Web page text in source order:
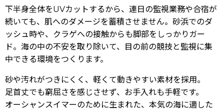
下半身全体をUVカットするから、連日の監視業務や合宿が
続いても、肌へのダメージを蓄積させません。砂浜でのダ
ッシュ時や、クラゲへの接触からも脚部をしっかりガー
ド。海の中の不安を取り除いて、目の前の競技と監視に集
中できる環境をつくります。
砂や汚れがつきにくく、軽くて動きやすい素材を採用。
足首丈でも窮屈さを感じさせず、お手入れも手軽です。
オーシャンスイマーのために生まれた、本気の海に適した